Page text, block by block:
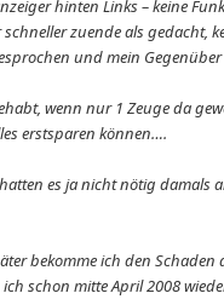
hinten Links – keine
schneller zuende als gedacht,
und mein Gegenüber
wenn nur 1 Zeuge da
erstsparen können….
es ja nicht nötig damals
bekomme ich den Schaden
schon mitte April 2008